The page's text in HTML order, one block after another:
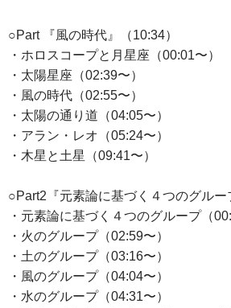
○Part 『風の時代』（10:34）
・ホロスコープと月星座（00:01〜）
・太陽星座（02:39〜）
・風の時代（02:55〜）
・太陽の通り道（04:05〜）
・アラン・レオ（05:24〜）
・木星と土星（09:41〜）
○Part2『元素論に基づく４つのグルー
・元素論に基づく４つのグループ（
・火のグループ（02:59〜）
・土のグループ（03:16〜）
・風のグループ（04:04〜）
・水のグループ（04:31〜）